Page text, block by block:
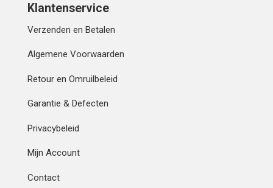
Klantenservice
Verzenden en Betalen
Algemene Voorwaarden
Retour en Omruilbeleid
Garantie & Defecten
Privacybeleid
Mijn Account
Contact